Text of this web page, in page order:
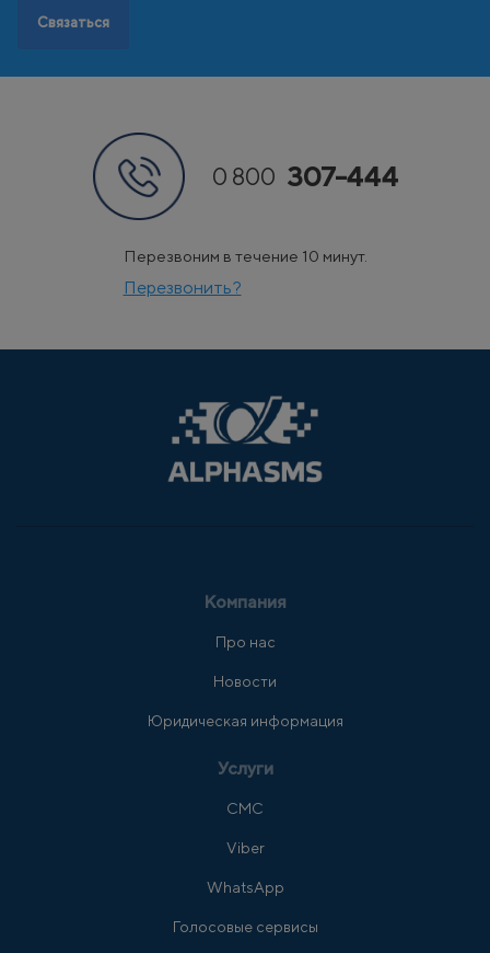
Связаться
0 800 307-444
Перезвоним в течение 10 минут.
Перезвонить?
Компания
Про нас
Новости
Юридическая информация
Услуги
СМС
Viber
WhatsApp
Голосовые сервисы